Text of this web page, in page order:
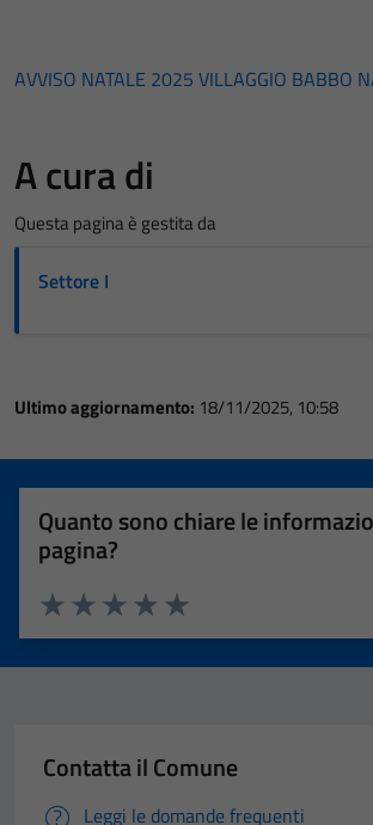
AVVISO NATALE 2025 VILLAGGIO BABBO
A cura di
Questa pagina è gestita da
Settore I
Ultimo aggiornamento: 18/11/2025, 10:58
Quanto sono chiare le
pagina?
Valuta 5 stelle su 5
Valuta 4 stelle su 5
Valuta 3 stelle su 5
Valuta 2 stelle su 5
Valuta 1 stelle su 5
Contatta il Comune
Leggi le domande frequenti